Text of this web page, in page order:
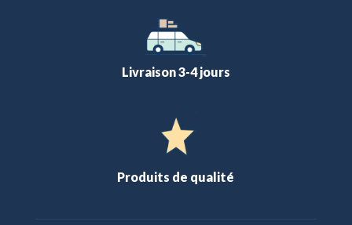
Livraison 3-4 jours
Produits de qualité